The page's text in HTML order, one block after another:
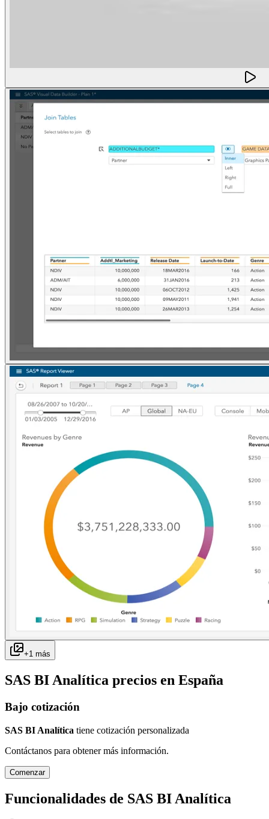
+1 más
SAS BI Analítica precios en España
Bajo cotización
SAS BI Analítica tiene cotización personalizada
Contáctanos para obtener más información.
Comenzar
Funcionalidades de SAS BI Analítica